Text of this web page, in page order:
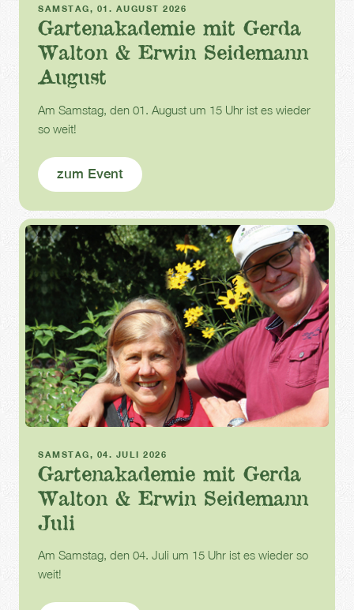
SAMSTAG, 01. AUGUST 2026
Gartenakademie mit Gerda
Walton & Erwin Seidemann
August
Am Samstag, den 01. August um 15 Uhr ist es wieder
so weit!
zum Event
SAMSTAG, 04. JULI 2026
Gartenakademie mit Gerda
Walton & Erwin Seidemann
Juli
Am Samstag, den 04. Juli um 15 Uhr ist es wieder so
weit!